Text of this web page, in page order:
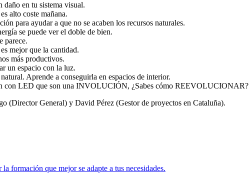
en tu sistema visual.
alto coste mañana.
para ayudar a que no se acaben los recursos naturales.
se puede ver el doble de bien.
parece.
mejor que la cantidad.
más productivos.
un espacio con la luz.
Aprende a conseguirla en espacios de interior.
con LED que son una INVOLUCIÓN, ¿Sabes cómo REEVOLUCIONAR?
(Director General) y David Pérez (Gestor de proyectos en Cataluña).
formación que mejor se adapte a tus necesidades.